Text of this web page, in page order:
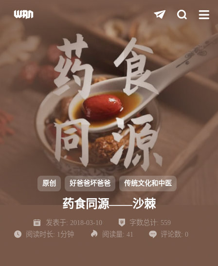
K 关闭快捷键功能
打开中控台
M 播放/暂停音乐
D 深色/浅色显示模式
S 站内搜索
随机访问
L 友链页面
原创 好爸爸坏爸爸 传统文化和中医
药食同源——沙棘
发表于: 2018-03-10 字数总计: 559
阅读时长: 1分钟 阅读量: 41 评论数: 0